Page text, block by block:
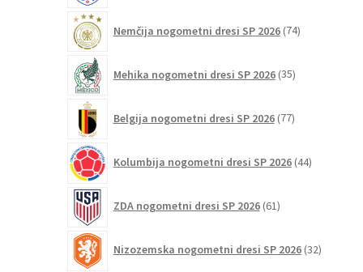
Nemčija nogometni dresi SP 2026 74izdelkov
Mehika nogometni dresi SP 2026 35izdelkov
Belgija nogometni dresi SP 2026 77izdelkov
Kolumbija nogometni dresi SP 2026 44izdelkov
ZDA nogometni dresi SP 2026 61izdelkov
Nizozemska nogometni dresi SP 2026 32izdelkov